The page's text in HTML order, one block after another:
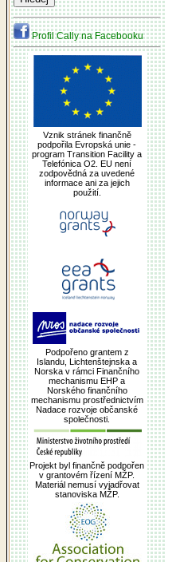
Profil Cally na Facebooku
Vznik stránek finančně
podpořila Evropská unie -
program Transition Facility a
Telefónica O2. EU není
zodpovědná za uvedené
informace ani za jejich
použití.
Podpořeno grantem z
Islandu, Lichtenštejnska a
Norska v rámci Finančního
mechanismu EHP a
Norského finančního
mechanismu prostřednictvím
Nadace rozvoje občanské
společnosti.
Projekt byl finančně podpořen
v grantovém řízení MŽP.
Materiál nemusí vyjadřovat
stanoviska MŽP.